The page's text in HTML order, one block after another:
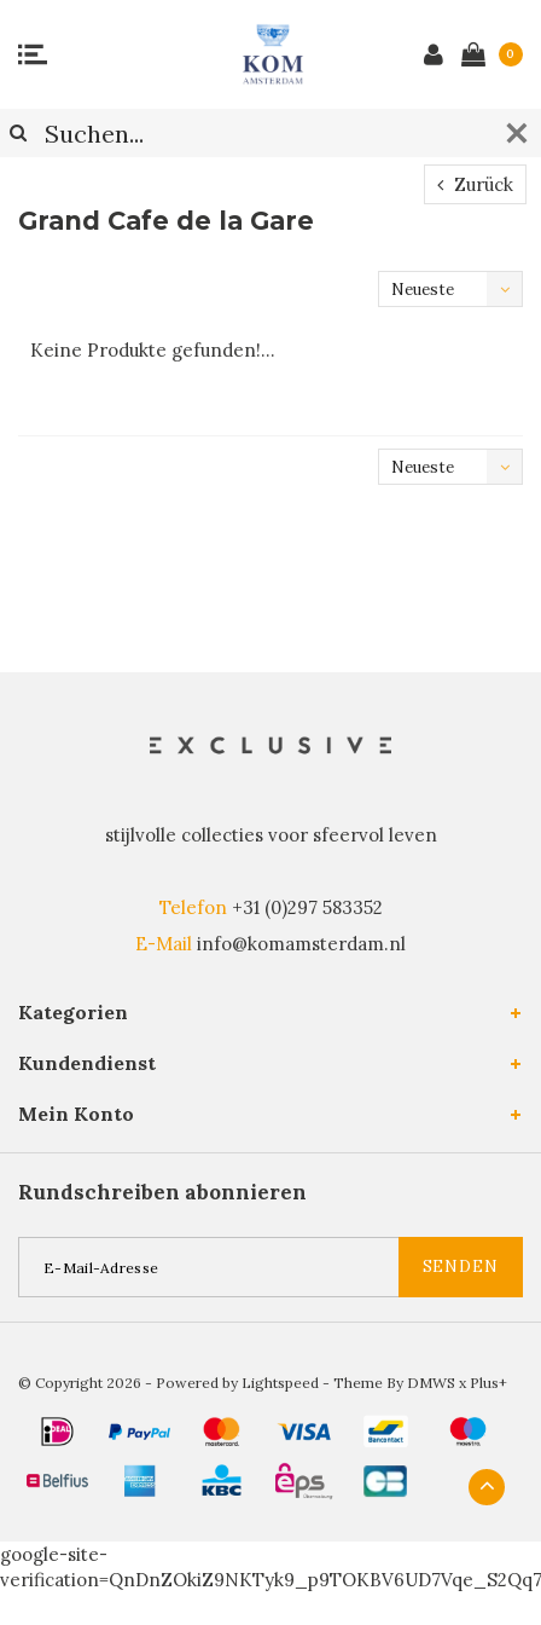
0
Zurück
Grand Cafe de la Gare
Neueste
Keine Produkte gefunden!...
Neueste
stijlvolle collecties voor sfeervol leven
Telefon +31 (0)297 583352
E-Mail info@komamsterdam.nl
Kategorien
Kundendienst
Mein Konto
Rundschreiben abonnieren
SENDEN
© Copyright 2026 - Powered by Lightspeed - Theme By DMWS x Plus+
google-site-